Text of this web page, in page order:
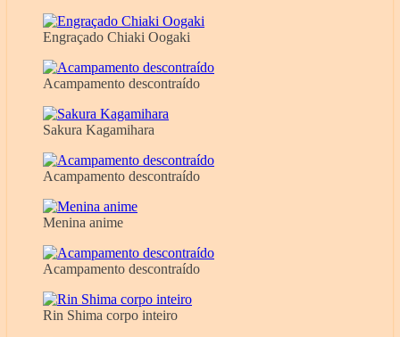
Engraçado Chiaki Oogaki
Acampamento descontraído
Sakura Kagamihara
Acampamento descontraído
Menina anime
Acampamento descontraído
Rin Shima corpo inteiro